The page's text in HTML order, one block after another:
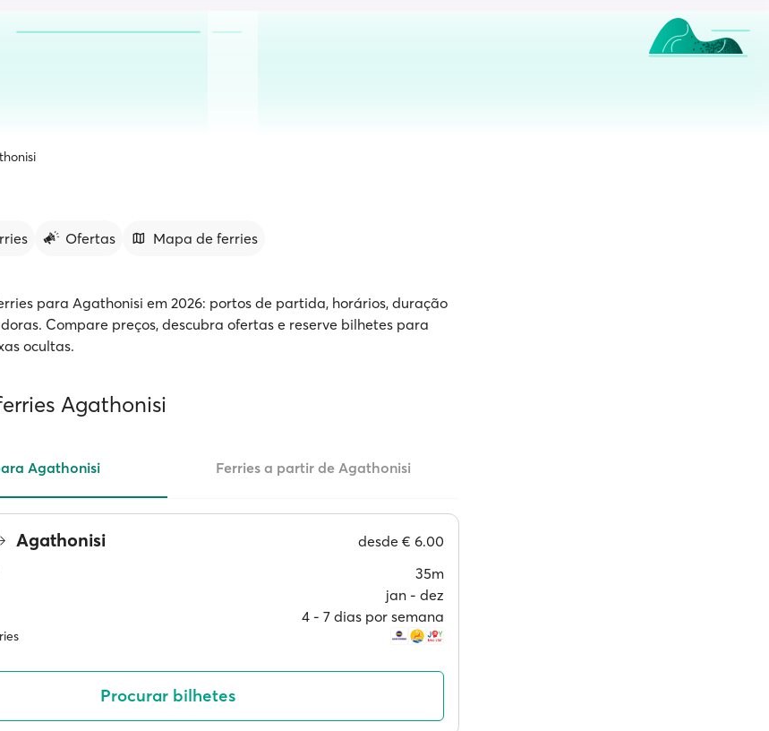
Ofertas Mapa de ferries
para Agathonisi em 2026: portos de partida, horários, duração
Compare preços, descubra ofertas e reserve bilhetes para
ocultas.
Agathonisi
Agathonisi Ferries a partir de Agathonisi
Agathonisi desde € 6.00
35m
jan ‐ dez
4 ‐ 7 dias por semana
Procurar bilhetes